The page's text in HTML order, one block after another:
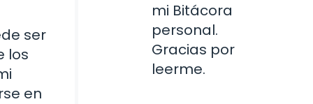
ser
los
en
mi Bitácora
personal.
Gracias por
leerme.